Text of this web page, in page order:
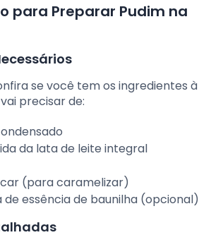
para Preparar Pudim na
se você tem os ingredientes à
precisar de:
da lata de leite integral
(para caramelizar)
de essência de baunilha (opcional)